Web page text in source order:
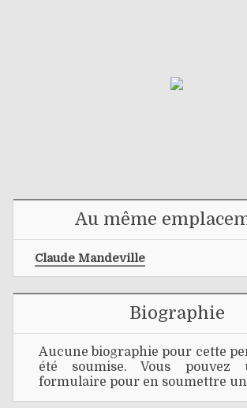
Au même
Claude Mandeville
Biographie
Aucune biographie pour cette
été soumise. Vous pouvez
formulaire pour en soumettre